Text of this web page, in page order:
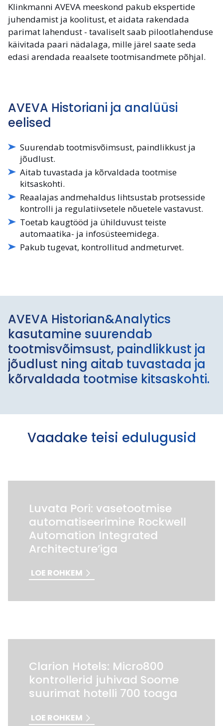
Klinkmanni AVEVA meeskond pakub ekspertide
juhendamist ja koolitust, et aidata rakendada
parimat lahendust - tavaliselt saab pilootlahenduse
käivitada paari nädalaga, mille järel saate seda
edasi arendada reaalsete tootmisandmete põhjal.
AVEVA Historiani ja analüüsi
eelised
Suurendab tootmisvõimsust, paindlikkust ja
jõudlust.
Aitab tuvastada ja kõrvaldada tootmise
kitsaskohti.
Reaalajas andmehaldus lihtsustab protsesside
kontrolli ja regulatiivsetele nõuetele vastavust.
Toetab kaugtööd ja ühilduvust teiste
automaatika- ja infosüsteemidega.
Pakub tugevat, kontrollitud andmeturvet.
AVEVA Historian&Analytics
kasutamine suurendab
tootmisvõimsust, paindlikkust ja
jõudlust ning aitab tuvastada ja
kõrvaldada tootmise kitsaskohti.
Vaadake teisi edulugusid
Luvata Pori: vasetootmise
automatiseerimine Rockwell
Automation Integrated
Architecture’iga
LOE ROHKEM
Clarion Hotels: Micro800
kontrollerid juhivad Soome
suurimat hotelli 700 toaga
LOE ROHKEM